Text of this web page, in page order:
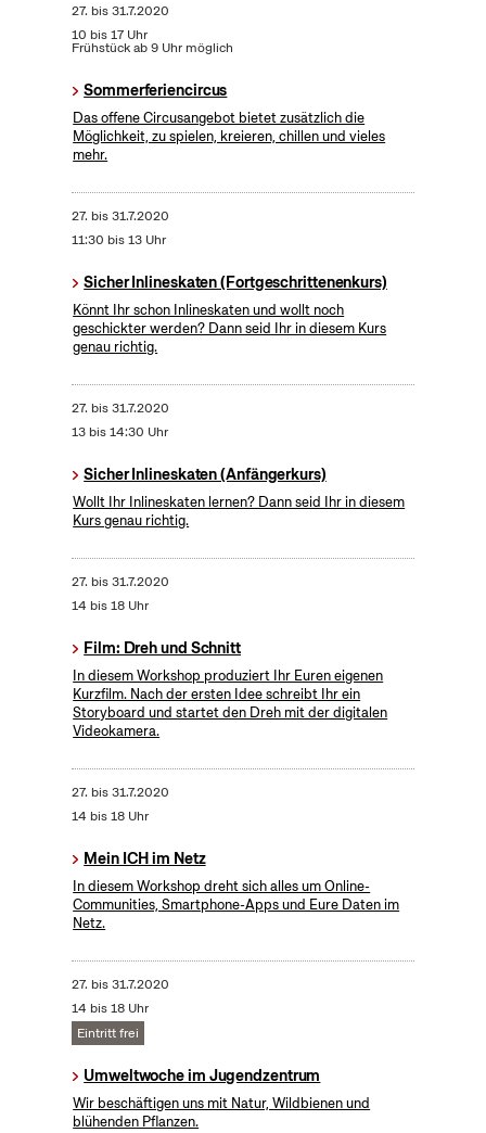
27. bis31.7.2020
10 bis 17 Uhr
Frühstück ab 9 Uhr möglich
Sommerferiencircus
Das offene Circusangebot bietet zusätzlich die
Möglichkeit, zu spielen, kreieren, chillen und vieles
mehr.
27. bis31.7.2020
11:30 bis 13 Uhr
Sicher Inlineskaten (Fortgeschrittenenkurs)
Könnt Ihr schon Inlineskaten und wollt noch
geschickter werden? Dann seid Ihr in diesem Kurs
genau richtig.
27. bis31.7.2020
13 bis 14:30 Uhr
Sicher Inlineskaten (Anfängerkurs)
Wollt Ihr Inlineskaten lernen? Dann seid Ihr in diesem
Kurs genau richtig.
27. bis31.7.2020
14 bis 18 Uhr
Film: Dreh und Schnitt
In diesem Workshop produziert Ihr Euren eigenen
Kurzfilm. Nach der ersten Idee schreibt Ihr ein
Storyboard und startet den Dreh mit der digitalen
Videokamera.
27. bis31.7.2020
14 bis 18 Uhr
Mein ICH im Netz
In diesem Workshop dreht sich alles um Online-
Communities, Smartphone-Apps und Eure Daten im
Netz.
27. bis31.7.2020
14 bis 18 Uhr
Eintritt frei
Umweltwoche im Jugendzentrum
Wir beschäftigen uns mit Natur, Wildbienen und
blühenden Pflanzen.